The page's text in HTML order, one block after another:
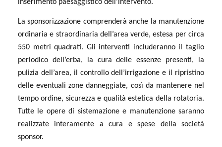
inserimento paesaggistico dell’intervento.
La sponsorizzazione comprenderà anche la manutenzione
ordinaria e straordinaria dell’area verde, estesa per circa
550 metri quadrati. Gli interventi includeranno il taglio
periodico dell’erba, la cura delle essenze presenti, la
pulizia dell’area, il controllo dell’irrigazione e il ripristino
delle eventuali zone danneggiate, così da mantenere nel
tempo ordine, sicurezza e qualità estetica della rotatoria.
Tutte le opere di sistemazione e manutenzione saranno
realizzate interamente a cura e spese della società
sponsor.